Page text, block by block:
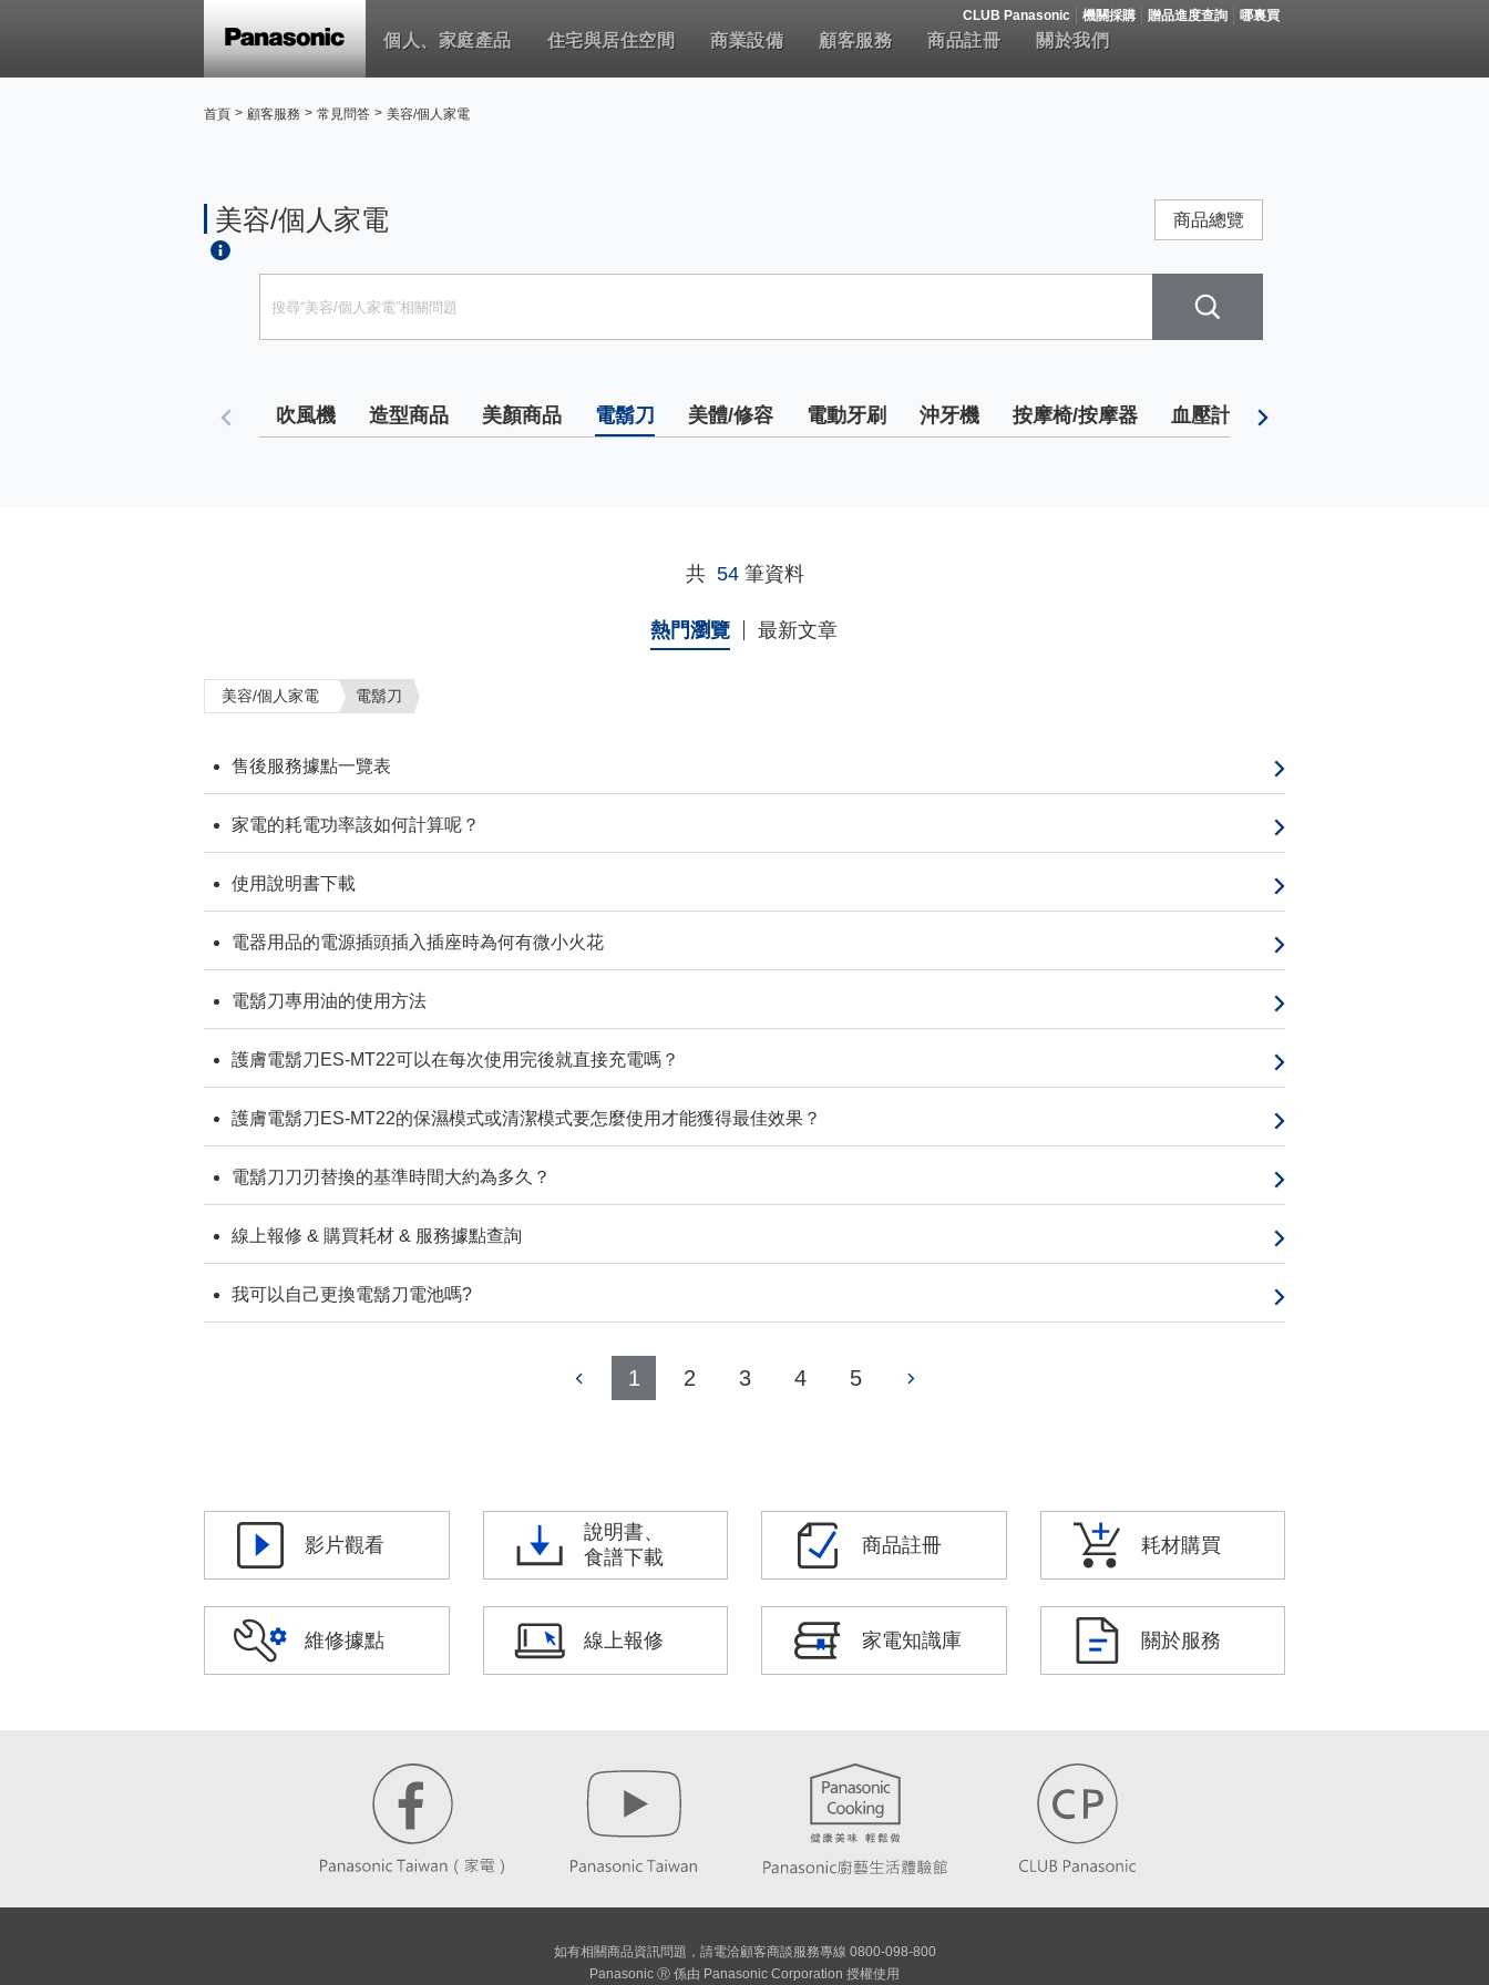
CLUB Panasonic 機關採購 贈品進度查詢 哪裏買
個人、家庭產品 住宅與居住空間 商業設備 顧客服務 商品註冊 關於我們
首頁 > 顧客服務 > 常見問答 > 美容/個人家電
美容/個人家電 商品總覽
吹風機 造型商品 美顏商品 電鬍刀 美體/修容 電動牙刷 沖牙機 按摩椅/按摩器 血壓計
共 54 筆資料
熱門瀏覽 最新文章
美容/個人家電 電鬍刀
售後服務據點一覽表
家電的耗電功率該如何計算呢？
使用說明書下載
電器用品的電源插頭插入插座時為何有微小火花
電鬍刀專用油的使用方法
護膚電鬍刀ES-MT22可以在每次使用完後就直接充電嗎？
護膚電鬍刀ES-MT22的保濕模式或清潔模式要怎麼使用才能獲得最佳效果？
電鬍刀刀刃替換的基準時間大約為多久？
線上報修 & 購買耗材 & 服務據點查詢
我可以自己更換電鬍刀電池嗎?
1 2 3 4 5
影片觀看
說明書、
食譜下載
商品註冊 耗材購買
維修據點 線上報修 家電知識庫 關於服務
如有相關商品資訊問題，請電洽顧客商談服務專線 0800-098-800
Panasonic Ⓡ 係由 Panasonic Corporation 授權使用